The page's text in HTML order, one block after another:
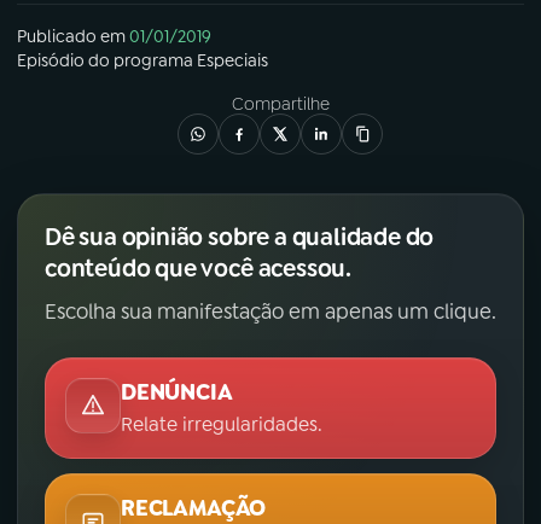
Publicado em01/01/2019
Episódio do programa Especiais
Compartilhe
Dê sua opinião sobre a qualidade do
conteúdo que você acessou.
Escolha sua manifestação em apenas um clique.
DENÚNCIA
Relate irregularidades.
RECLAMAÇÃO